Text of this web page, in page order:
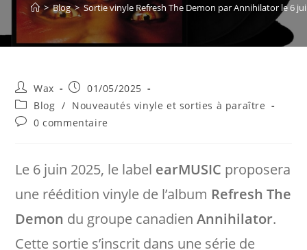
> Blog > Sortie vinyle Refresh The Demon par Annihilator le 6
Auteur/autrice
de
la
publication :
Wax
Publication
publiée :
01/05/2025
Post
category:
Blog / Nouveautés vinyle et sorties à paraître
Commentaires
0 commentaire
Le 6 juin 2025, le label earMUSIC proposera
une réédition vinyle de l’album Refresh The
Demon du groupe canadienAnnihilator.
Cette sortie s’inscrit dans une série de